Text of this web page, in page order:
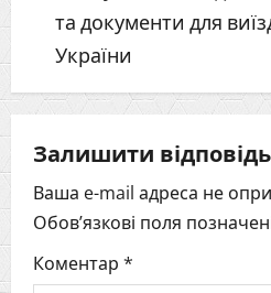
s
t
n
a
v
i
та документи для
України
Залишити відповідь
Ваша e-mail адреса не
Обов’язкові поля
Коментар *